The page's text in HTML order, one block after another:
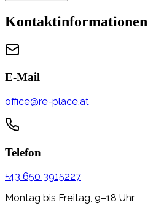
Kontaktinformationen
E-Mail
office@re-place.at
Telefon
+43 650 3915227
Montag bis Freitag, 9–18 Uhr